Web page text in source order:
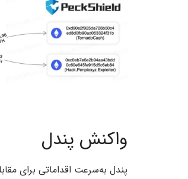
واکنش پندل
پندل به‌سرعت اقداماتی برای